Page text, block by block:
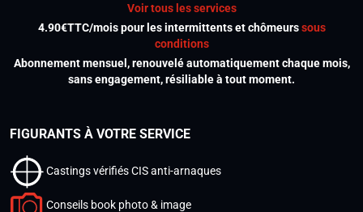
Voir tous les services
4.90€TTC/mois pour les intermittents et chômeurssous
conditions
Abonnement mensuel, renouvelé automatiquement chaque mois,
sans engagement, résiliable à tout moment.
FIGURANTS À VOTRE SERVICE
Castings vérifiés CIS anti-arnaques
Conseils book photo & image